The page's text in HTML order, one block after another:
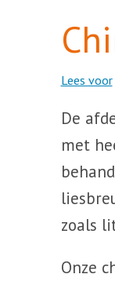
Lees voor
De
met
zoals
Onze